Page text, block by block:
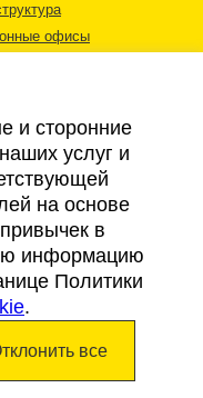
офисы
Совет. Все права
и сторонние
услуг и
на основе
в
информацию
Политики
.
все